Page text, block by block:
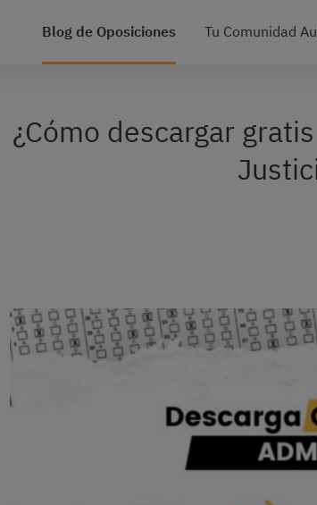
Blog de Oposiciones Tu Comunidad
¿Cómo descargar